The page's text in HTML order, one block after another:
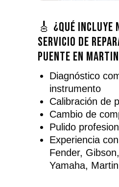
🎸 ¿Qué
servicio de
puente en
Diagnóstico
instrumento
Calibración de
Cambio de
Pulido
Experiencia
Fender,
Yamaha,